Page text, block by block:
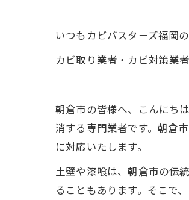
いつもカビバスターズ福岡
カビ取り業者・カビ対策業
朝倉市の皆様へ、こんにち
消する専門業者です。朝倉
に対応いたします。
土壁や漆喰は、朝倉市の伝
ることもあります。そこで